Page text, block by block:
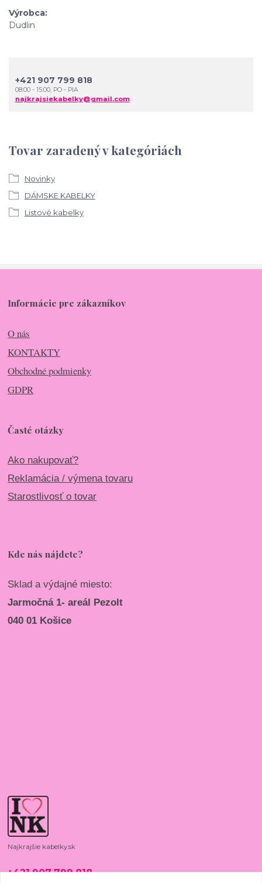
Výrobca
Dudlin
Tovar zaradený v kategóriách
Novinky
DÁMSKE KABELKY
Listové kabelky
+421 907 799 818
08:00 - 15:00, PO - PIA
najkrajsiekabelky@gmail.com
Informácie pre zákazníkov
O nás
KONTAKTY
Obchodné podmienky
GDPR
Časté otázky
Ako nakupovať?
Reklamácia / výmena tovaru
Starostlivosť o tovar
Kde nás nájdete?
Sklad a výdajné miesto:
Jarmočná 1- areál Pezolt
040 01 Košice
Najkrajšie kabelky.sk
+421 907 799 818